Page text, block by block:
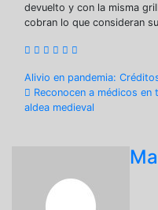
devuelto y con la misma
cobran lo que consideran
de
Alivio en pandemia:
Reconocen a médicos en
aldea medieval